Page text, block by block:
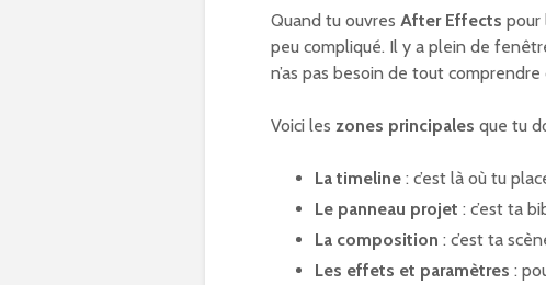
Quand tu ouvres After Effects pour
peu compliqué. Il y a plein de
n’as pas besoin de tout
Voici les zones principales que tu
La timeline : c’est là où tu
Le panneau projet : c’est ta
La composition : c’est ta
Les effets et paramètres :